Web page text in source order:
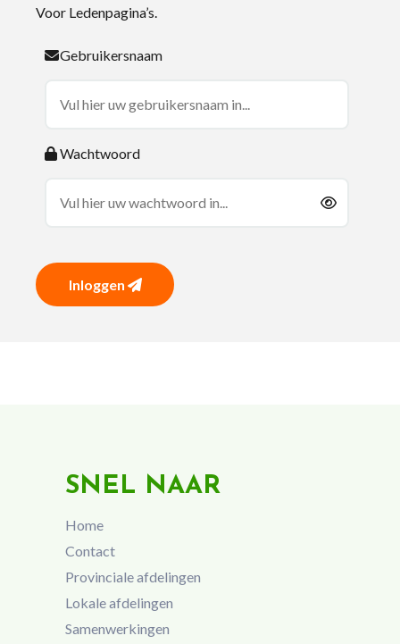
Voor Ledenpagina’s.
Gebruikersnaam
Wachtwoord
Inloggen
SNEL NAAR
Home
Contact
Provinciale afdelingen
Lokale afdelingen
Samenwerkingen